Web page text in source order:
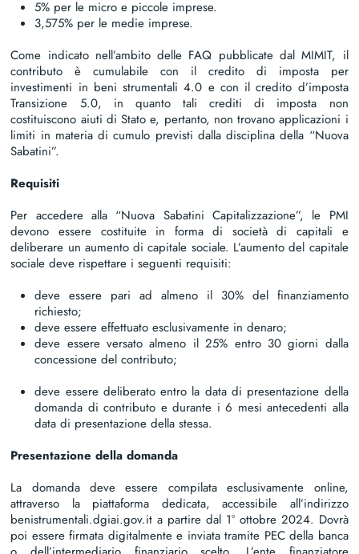
5% per le micro e piccole imprese.
3,575% per le medie imprese.
Come indicato nell’ambito delle FAQ pubblicate dal MIMIT, il
contributo è cumulabile con il credito di imposta per
investimenti in beni strumentali 4.0 e con il credito d’imposta
Transizione 5.0, in quanto tali crediti di imposta non
costituiscono aiuti di Stato e, pertanto, non trovano applicazioni i
limiti in materia di cumulo previsti dalla disciplina della “Nuova
Sabatini”.
Requisiti
Per accedere alla “Nuova Sabatini Capitalizzazione”, le PMI
devono essere costituite in forma di società di capitali e
deliberare un aumento di capitale sociale. L’aumento del capitale
sociale deve rispettare i seguenti requisiti:
deve essere pari ad almeno il 30% del finanziamento
richiesto;
deve essere effettuato esclusivamente in denaro;
deve essere versato almeno il 25% entro 30 giorni dalla
concessione del contributo;
deve essere deliberato entro la data di presentazione della
domanda di contributo e durante i 6 mesi antecedenti alla
data di presentazione della stessa.
Presentazione della domanda
La domanda deve essere compilata esclusivamente online,
attraverso la piattaforma dedicata, accessibile all’indirizzo
benistrumentali.dgiai.gov.it a partire dal 1° ottobre 2024. Dovrà
poi essere firmata digitalmente e inviata tramite PEC della banca